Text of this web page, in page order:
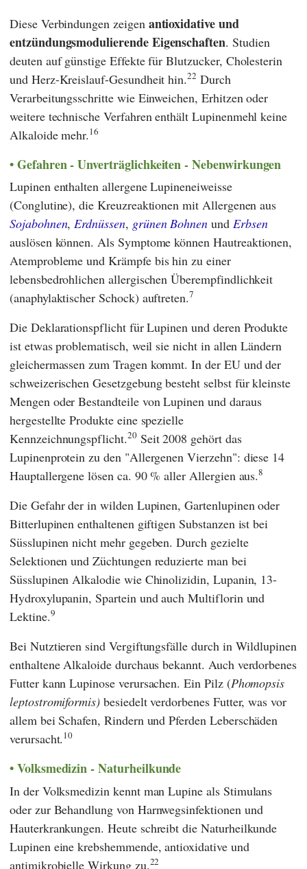
Diese Verbindungen zeigen antioxidative und
entzündungsmodulierende Eigenschaften. Studien
deuten auf günstige Effekte für Blutzucker, Cholesterin
und Herz-Kreislauf-Gesundheit hin.22 Durch
Verarbeitungsschritte wie Einweichen, Erhitzen oder
weitere technische Verfahren enthält Lupinenmehl keine
Alkaloide mehr.16
Gefahren - Unverträglichkeiten - Nebenwirkungen
Lupinen enthalten allergene Lupineneiweisse
(Conglutine), die Kreuzreaktionen mit Allergenen aus
Sojabohnen,Erdnüssen, grünen Bohnen und Erbsen
auslösen können. Als Symptome können Hautreaktionen,
Atemprobleme und Krämpfe bis hin zu einer
lebensbedrohlichen allergischen Überempfindlichkeit
(anaphylaktischer Schock) auftreten.7
Die Deklarationspflicht für Lupinen und deren Produkte
ist etwas problematisch, weil sie nicht in allen Ländern
gleichermassen zum Tragen kommt. In der EUund der
schweizerischen Gesetzgebung besteht selbst für kleinste
Mengen oder Bestandteile von Lupinen und daraus
hergestellte Produkte eine spezielle
Kennzeichnungspflicht.20Seit 2008 gehört das
Lupinenprotein zu den "Allergenen Vierzehn": diese 14
Hauptallergene lösen ca. 90 % aller Allergien aus.8
Die Gefahr der in wilden Lupinen, Gartenlupinen oder
Bitterlupinen enthaltenen giftigen Substanzen ist bei
Süsslupinen nicht mehr gegeben. Durch gezielte
Selektionen und Züchtungen reduzierte man bei
Süsslupinen Alkalodie wie Chinolizidin, Lupanin, 13-
Hydroxylupanin, Spartein und auch Multiflorin und
Lektine.9
Bei Nutztieren sind Vergiftungsfälle durch in Wildlupinen
enthaltene Alkaloide durchaus bekannt. Auch verdorbenes
Futter kann Lupinose verursachen. Ein Pilz (Phomopsis
leptostromiformis) besiedelt verdorbenes Futter, was vor
allem bei Schafen, Rindern und Pferden Leberschäden
verursacht.10
Volksmedizin - Naturheilkunde
In der Volksmedizin kennt man Lupine als Stimulans
oder zur Behandlung von Harnwegsinfektionen und
Hauterkrankungen. Heute schreibt die Naturheilkunde
Lupinen eine krebshemmende, antioxidative und
antimikrobielle Wirkung zu.22